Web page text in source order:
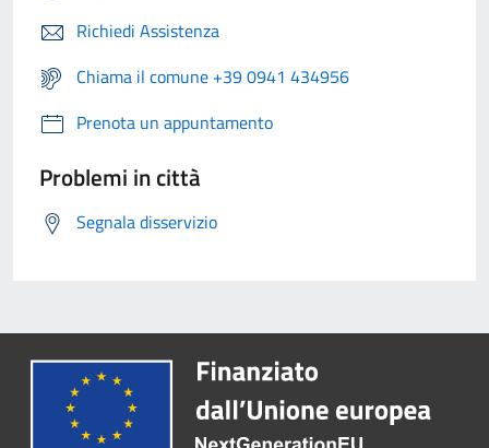
Richiedi Assistenza
Chiama il comune +39 0941 434956
Prenota un appuntamento
Problemi in città
Segnala disservizio